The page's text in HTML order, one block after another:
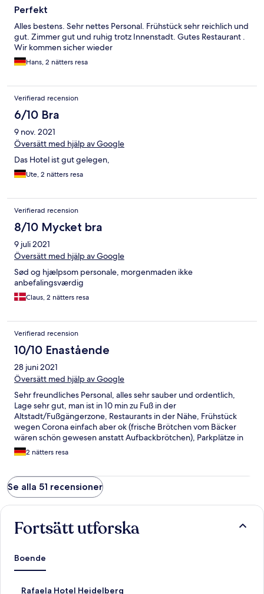
Perfekt
Alles bestens. Sehr nettes Personal. Frühstück sehr reichlich und
gut. Zimmer gut und ruhig trotz Innenstadt. Gutes Restaurant .
Wir kommen sicher wieder
Hans, 2 nätters resa
Verifierad recension
6/10 Bra
9 nov. 2021
Översätt med hjälp av Google
Das Hotel ist gut gelegen,
Ute, 2 nätters resa
Verifierad recension
8/10 Mycket bra
9 juli 2021
Översätt med hjälp av Google
Sød og hjælpsom personale, morgenmaden ikke
anbefalingsværdig
Claus, 2 nätters resa
Verifierad recension
10/10 Enastående
28 juni 2021
Översätt med hjälp av Google
Sehr freundliches Personal, alles sehr sauber und ordentlich,
Lage sehr gut, man ist in 10 min zu Fuß in der
Altstadt/Fußgängerzone, Restaurants in der Nähe, Frühstück
wegen Corona einfach aber ok (frische Brötchen vom Bäcker
wären schön gewesen anstatt Aufbackbrötchen), Parkplätze in
den umliegenden Straßen gegen eine kleine Gebühr sind zu
finden, Zimmer groß und einfach aber alles vorhanden und die
fanden das Preis-Leistungsverhältnis top !!!!
2 nätters resa
Se alla 51 recensioner
Fortsätt utforska
Boende
Rafaela Hotel Heidelberg
L